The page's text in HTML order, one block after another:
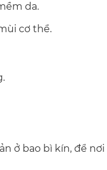
da.
cơ thể.
ở bao bì kín, để